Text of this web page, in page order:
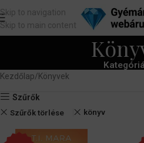
Skip to navigation
Skip to main content
Kezdőlap Könyvek
Szűrők
Szűrők törlése könyv